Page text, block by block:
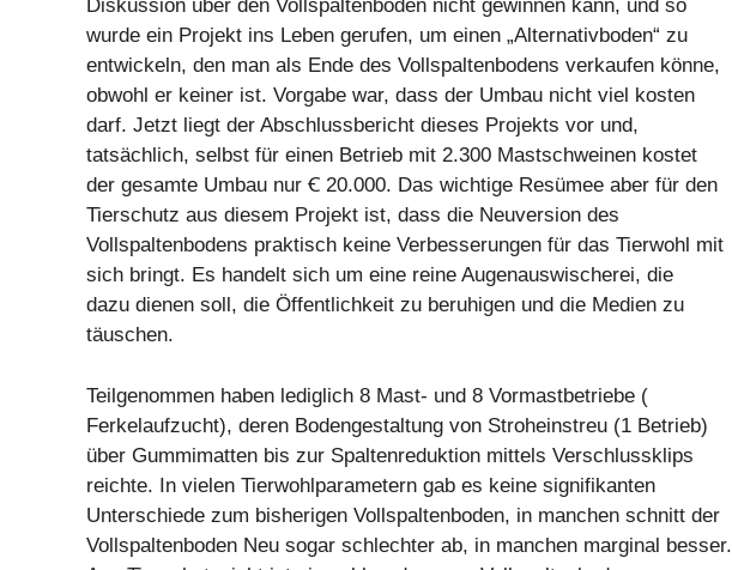
Diskussion über den Vollspaltenboden nicht gewinnen kann, und so
wurde ein Projekt ins Leben gerufen, um einen „Alternativboden“ zu
entwickeln, den man als Ende des Vollspaltenbodens verkaufen könne,
obwohl er keiner ist. Vorgabe war, dass der Umbau nicht viel kosten
darf. Jetzt liegt der Abschlussbericht dieses Projekts vor und,
tatsächlich, selbst für einen Betrieb mit 2.300 Mastschweinen kostet
der gesamte Umbau nur Ꞓ 20.000. Das wichtige Resümee aber für den
Tierschutz aus diesem Projekt ist, dass die Neuversion des
Vollspaltenbodens praktisch keine Verbesserungen für das Tierwohl mit
sich bringt. Es handelt sich um eine reine Augenauswischerei, die
dazu dienen soll, die Öffentlichkeit zu beruhigen und die Medien zu
täuschen.
Teilgenommen haben lediglich 8 Mast- und 8 Vormastbetriebe (
Ferkelaufzucht), deren Bodengestaltung von Stroheinstreu (1 Betrieb)
über Gummimatten bis zur Spaltenreduktion mittels Verschlussklips
reichte. In vielen Tierwohlparametern gab es keine signifikanten
Unterschiede zum bisherigen Vollspaltenboden, in manchen schnitt der
Vollspaltenboden Neu sogar schlechter ab, in manchen marginal besser.